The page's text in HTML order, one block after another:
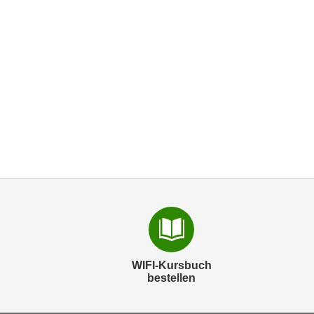
WIFI-Kursbuch
bestellen